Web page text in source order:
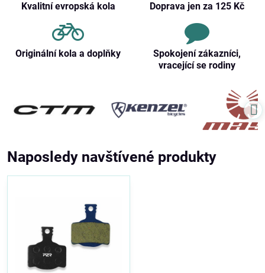
Kvalitní evropská kola Doprava jen za 125 Kč
Originální kola a doplňky
Spokojení zákazníci,
vracející se rodiny
Naposledy navštívené produkty